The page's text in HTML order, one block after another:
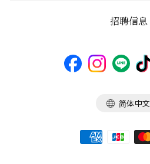
招聘信息
语
简体中文